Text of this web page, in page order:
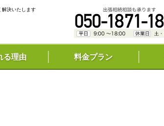
解決いたします
る理由 料金プラン